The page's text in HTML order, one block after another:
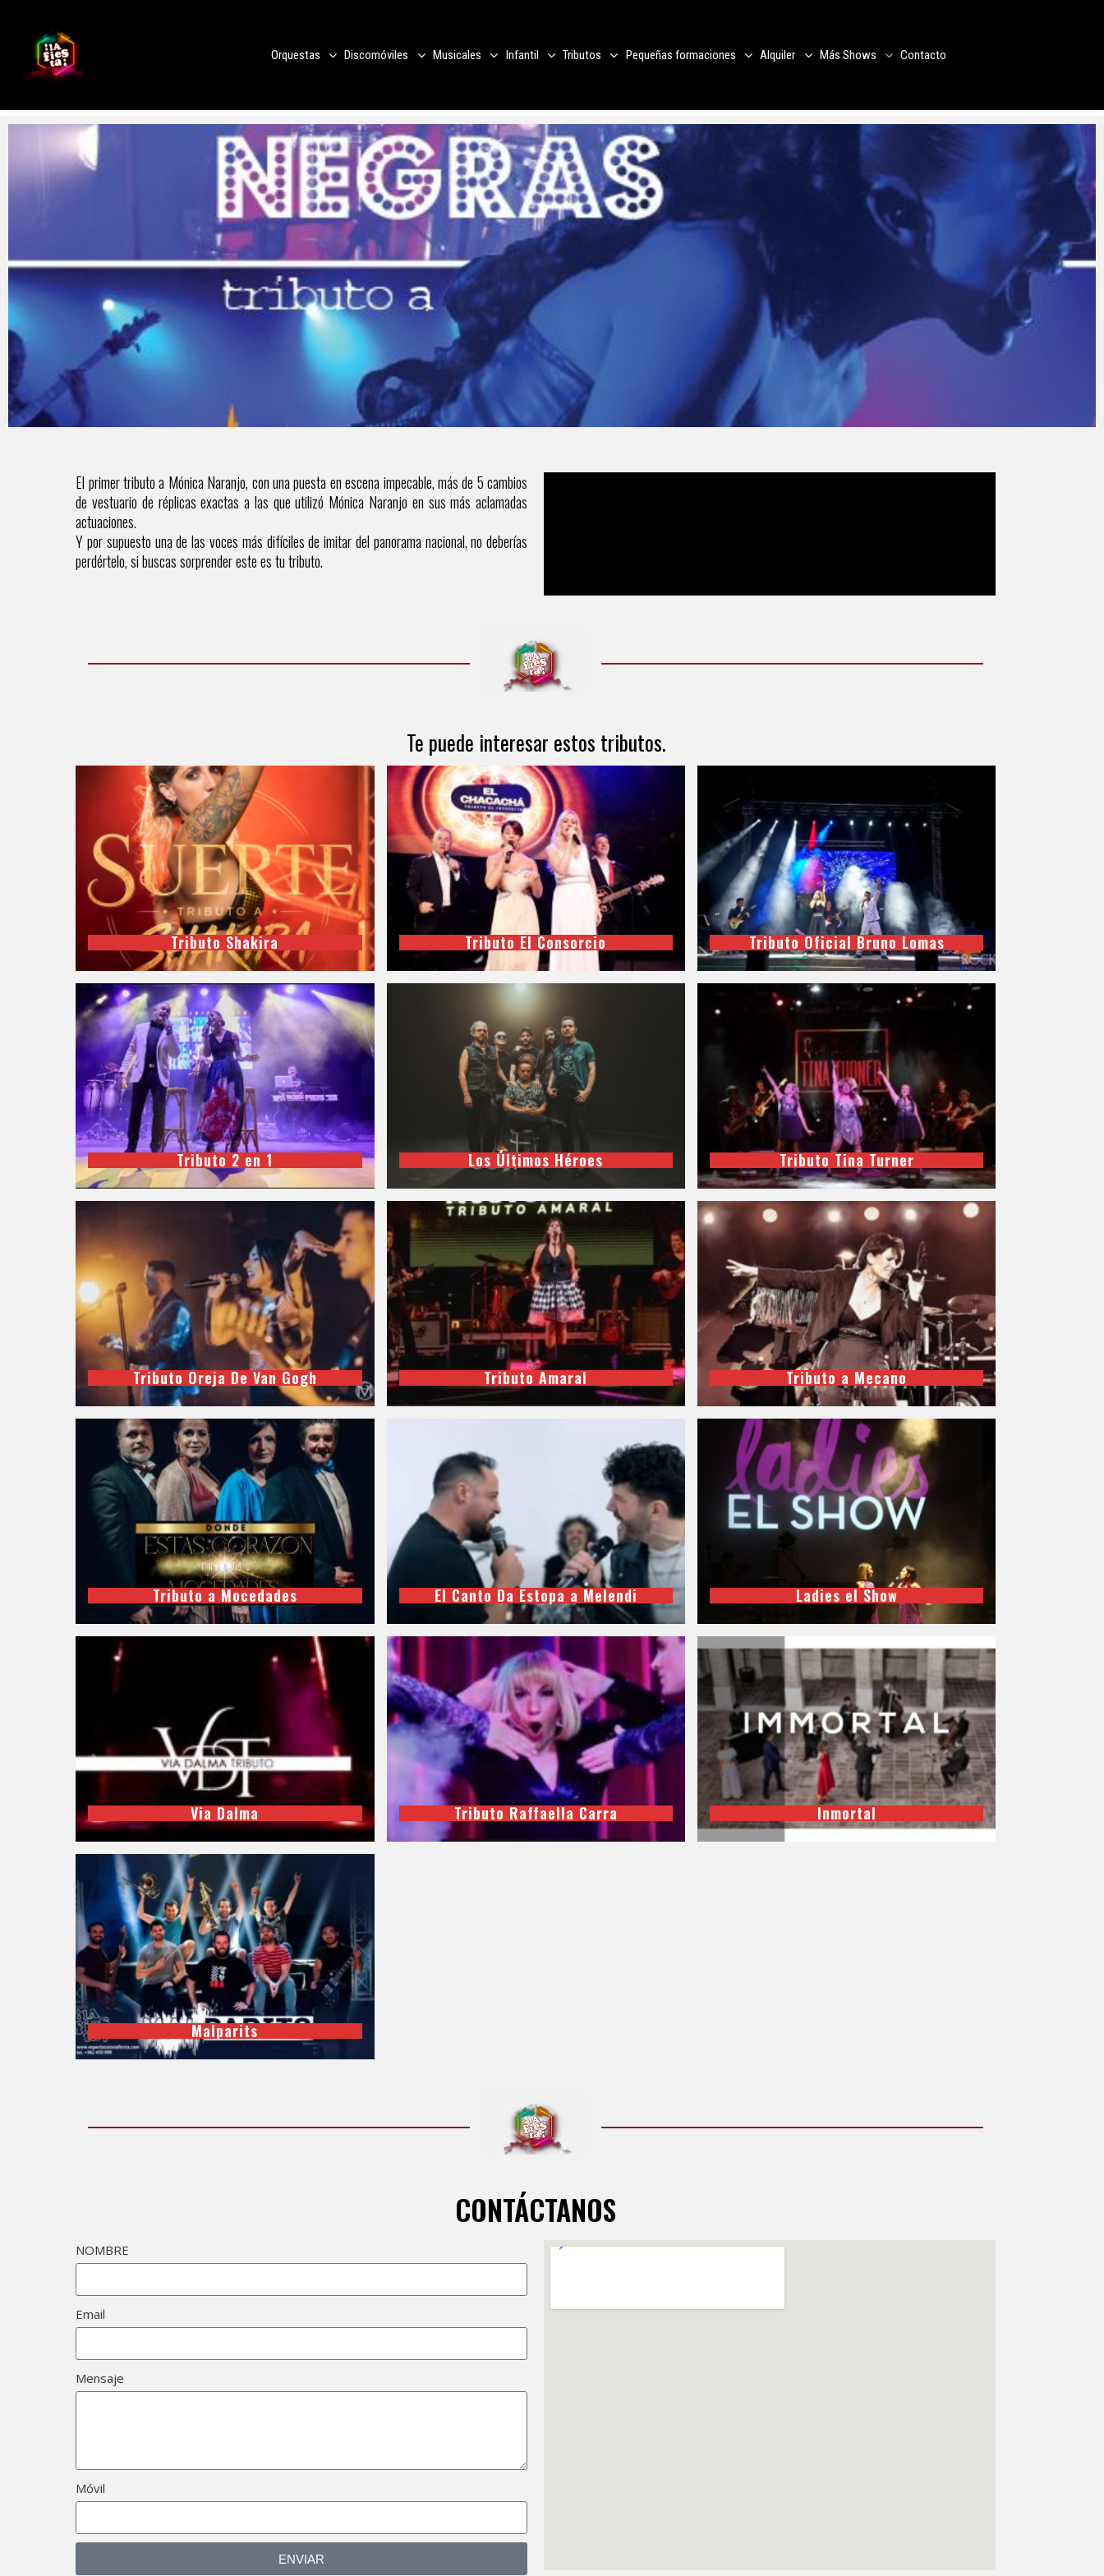
Orquestas Discomóviles Musicales Infantil Tributos Pequeñas formaciones Alquiler Más Shows Contacto
TRIBUTO MÓNICA NARANJO
El primer tributo a Mónica Naranjo, con una puesta en escena impecable, más de 5 cambios de vestuario de
réplicas exactas a las que utilizó Mónica Naranjo en sus más aclamadas actuaciones.
El primer tributo a Mónica Naranjo, con una puesta en escena impecable, más de 5 cambios
de vestuario de réplicas exactas a las que utilizó Mónica Naranjo en sus más aclamadas
actuaciones.
Y por supuesto una de las voces más difíciles de imitar del panorama nacional, no deberías
perdértelo, si buscas sorprender este es tu tributo.
Te puede interesar estos tributos.
Tributo Shakira Tributo El Consorcio Tributo Oficial Bruno Lomas
Tributo 2 en 1 Los Últimos Héroes Tributo Tina Turner
Tributo Oreja De Van Gogh Tributo Amaral Tributo a Mecano
Tributo a Mocedades El Canto Da Estopa a Melendi Ladies el Show
Via Dalma Tributo Raffaella Carra Inmortal
Malparits
CONTÁCTANOS
NOMBRE
Email
Mensaje
Móvil
ENVIAR